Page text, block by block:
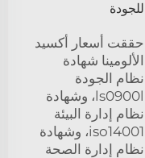
للجودة
حققت أسعار أكسيد
الألومينا شهادة
نظام الجودة
ls0900l، وشهادة
نظام إدارة البيئة
iso14001، وشهادة
نظام إدارة الصحة